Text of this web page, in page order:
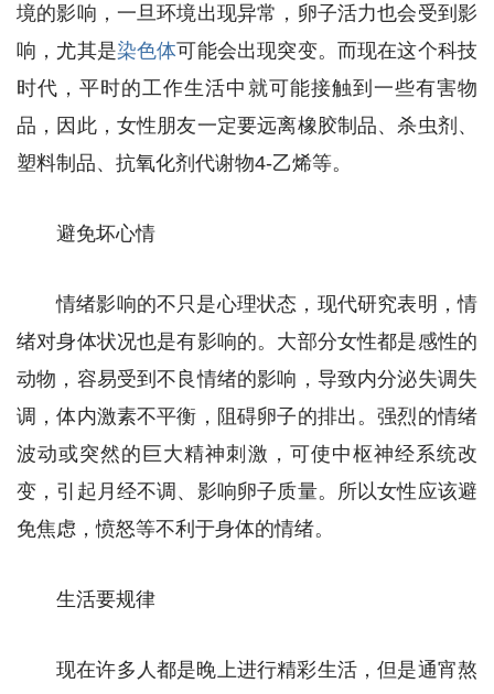
境的影响，一旦环境出现异常，卵子活力也会受到影
响，尤其是染色体可能会出现突变。而现在这个科技
时代，平时的工作生活中就可能接触到一些有害物
品，因此，女性朋友一定要远离橡胶制品、杀虫剂、
塑料制品、抗氧化剂代谢物4-乙烯等。
避免坏心情
情绪影响的不只是心理状态，现代研究表明，情
绪对身体状况也是有影响的。大部分女性都是感性的
动物，容易受到不良情绪的影响，导致内分泌失调失
调，体内激素不平衡，阻碍卵子的排出。强烈的情绪
波动或突然的巨大精神刺激，可使中枢神经系统改
变，引起月经不调、影响卵子质量。所以女性应该避
免焦虑，愤怒等不利于身体的情绪。
生活要规律
现在许多人都是晚上进行精彩生活，但是通宵熬